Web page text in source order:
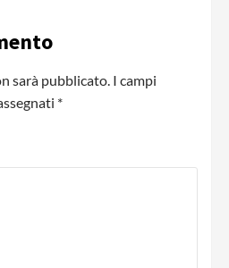
sarà pubblicato. I campi
*